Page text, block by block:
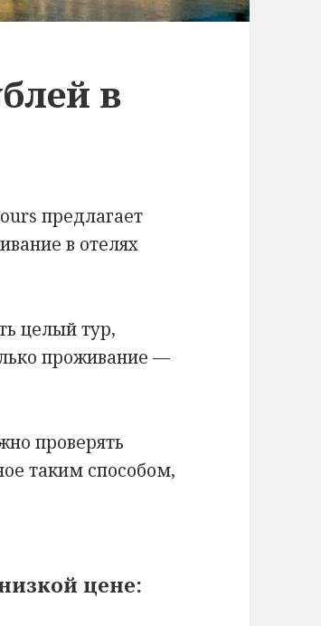
в
предлагает
в отелях
целый тур,
проживание —
проверять
таким способом,
цене: